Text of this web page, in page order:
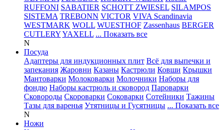
RUFFONI SABATIER SCHOTT ZWIESEL SILAMPOS
SISTEMA TREBONN VICTOR VIVA Scandinavia
WESTMARK WOLL WUESTHOF Zassenhaus BERGER
CUTLERYYAXELL ... Показать все
N
Посуда
Адаптеры для индукционных плит Всё для выпечки и
запекания Жаровни Казаны Кастрюли Ковши Крышки
Мантоварки Молоковарки Молочники Наборы для
фондю Наборы кастрюль и сковород Пароварки
Сковороды Скороварки Соковарки Сотейники Тажины
Тазы для варенья Утятницы и Гусятницы ... Показать все
N
Ножи